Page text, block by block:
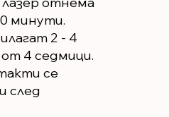
минути.
2 - 4
4 седмици.
се
след